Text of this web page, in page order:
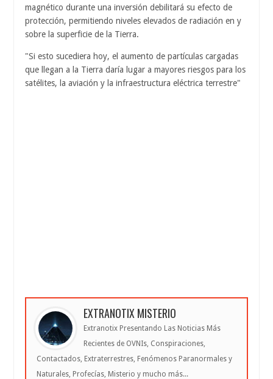
magnético durante una inversión debilitará su efecto de
protección, permitiendo niveles elevados de radiación en y
sobre la superficie de la Tierra.
"Si esto sucediera hoy, el aumento de partículas cargadas
que llegan a la Tierra daría lugar a mayores riesgos para los
satélites, la aviación y la infraestructura eléctrica terrestre"
EXTRANOTIX MISTERIO
Extranotix Presentando Las Noticias Más
Recientes de OVNIs, Conspiraciones,
Contactados, Extraterrestres, Fenómenos Paranormales y
Naturales, Profecías, Misterio y mucho más...